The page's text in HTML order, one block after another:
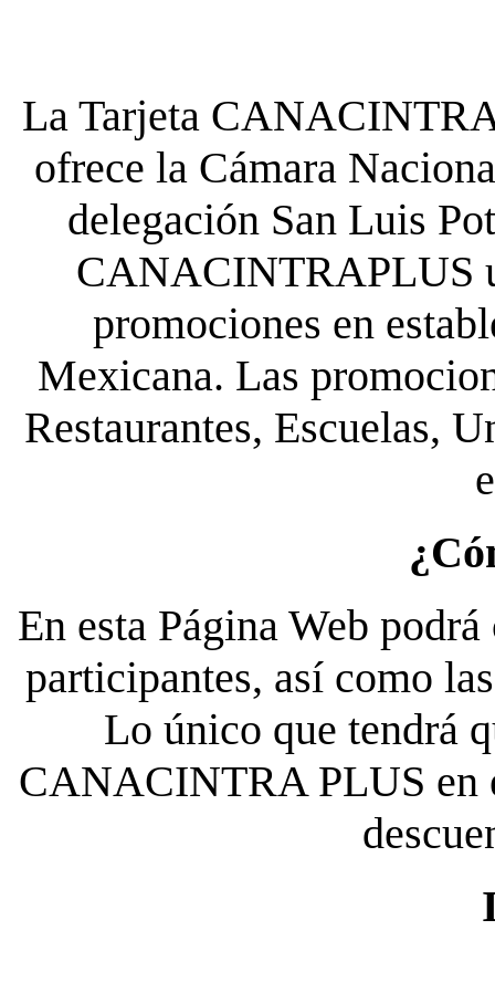
La Tarjeta
ofrece la Cámara
delegación San Luis
CANACINTRAPLUS
promociones en
Mexicana. Las
Restaurantes, Escuelas,
En esta Página Web
participantes, así como
Lo único que tendrá
CANACINTRA PLUS en